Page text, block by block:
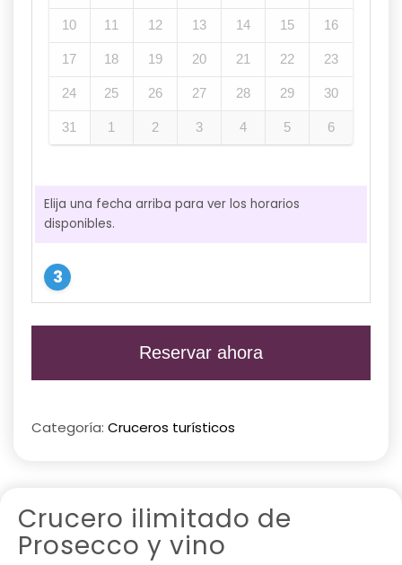
10 11 12 13 14 15 16
17 18 19 20 21 22 23
24 25 26 27 28 29 30
31 1 2 3 4 5 6
Elija una fecha arriba para ver los horarios
disponibles.
Reservar ahora
Categoría: Cruceros turísticos
Crucero ilimitado de
Prosecco y vino